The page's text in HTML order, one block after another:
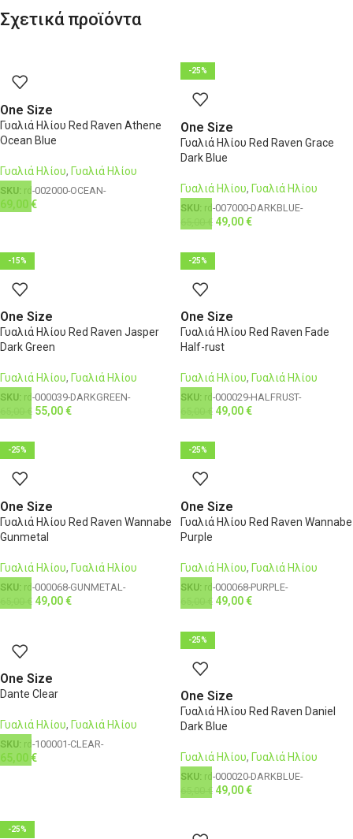
Σχετικά προϊόντα
One Size
Γυαλιά Ηλίου Red Raven Athene
Ocean Blue
Γυαλιά Ηλίου, Γυαλιά Ηλίου
SKU: rd-002000-OCEAN-
69,00 €
-25%
One Size
Γυαλιά Ηλίου Red Raven Grace
Dark Blue
Γυαλιά Ηλίου, Γυαλιά Ηλίου
SKU: rd-007000-DARKBLUE-
€ 49,00€
-15%
One Size
Γυαλιά Ηλίου Red Raven Jasper
Dark Green
Γυαλιά Ηλίου, Γυαλιά Ηλίου
SKU: rd-000039-DARKGREEN-
€ 55,00€
-25%
One Size
Γυαλιά Ηλίου Red Raven Fade
Half-rust
Γυαλιά Ηλίου, Γυαλιά Ηλίου
SKU: rd-000029-HALFRUST-
€ 49,00€
-25%
One Size
Γυαλιά Ηλίου Red Raven Wannabe
Gunmetal
Γυαλιά Ηλίου, Γυαλιά Ηλίου
SKU: rd-000068-GUNMETAL-
€ 49,00€
-25%
One Size
Γυαλιά Ηλίου Red Raven Wannabe
Purple
Γυαλιά Ηλίου, Γυαλιά Ηλίου
SKU: rd-000068-PURPLE-
€ 49,00€
One Size
Dante Clear
Γυαλιά Ηλίου, Γυαλιά Ηλίου
SKU: rd-100001-CLEAR-
65,00 €
-25%
One Size
Γυαλιά Ηλίου Red Raven Daniel
Dark Blue
Γυαλιά Ηλίου, Γυαλιά Ηλίου
SKU: rd-000020-DARKBLUE-
€ 49,00€
-25%